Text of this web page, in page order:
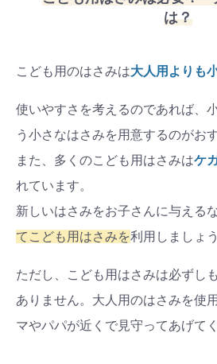
は？
こども用のはさみは大人用よりも
使いやすさを考えるのであれば、
う小さなはさみを用意するのがお
また、多くのこども用はさみはケ
れています。
新しいはさみをお子さんに与えるな
てこども用はさみを利用しましょう
ただし、こども用はさみは必ずし
ありません。大人用のはさみを使
マやパパが近くで見守ってあげて